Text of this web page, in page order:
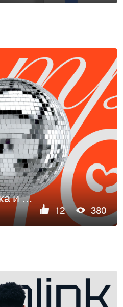
SYMP | Айдентика и многостраничный сайт на Tilda
12 380